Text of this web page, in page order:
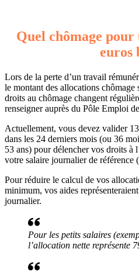
Quel chômage pour
euros
Lors de la perte d’un travail
le montant des allocations
droits au chômage changent
renseigner auprès du Pôle Emploi
Actuellement, vous devez valider
dans les 24 derniers mois (ou 36
53 ans) pour délencher vos droits
votre salaire journalier de référence
Pour réduire le calcul de vos
minimum, vos aides
journalier.
Pour les petits salaires
l’allocation nette représente